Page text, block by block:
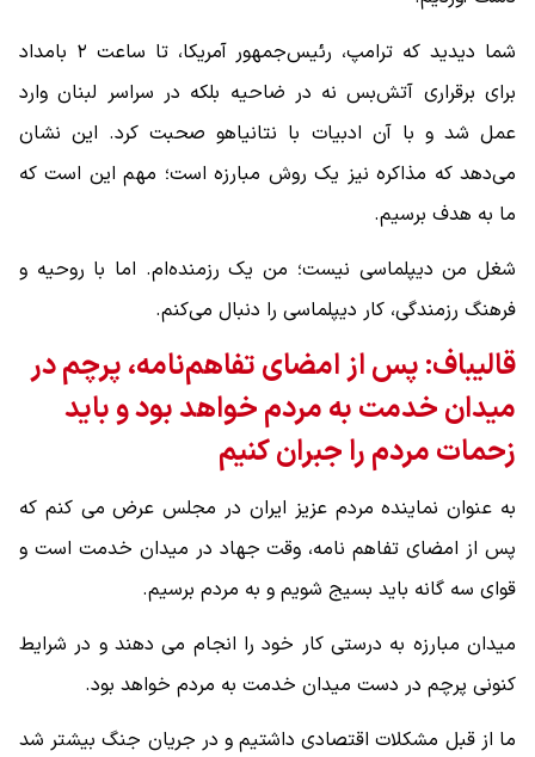
شما دیدید که ترامپ، رئیس‌جمهور آمریکا، تا ساعت ۲ بامداد
برای برقراری آتش‌بس نه در ضاحیه بلکه در سراسر لبنان وارد
عمل شد و با آن ادبیات با نتانیاهو صحبت کرد. این نشان
می‌دهد که مذاکره نیز یک روش مبارزه است؛ مهم این است که
ما به هدف برسیم.
شغل من دیپلماسی نیست؛ من یک رزمنده‌ام. اما با روحیه و
فرهنگ رزمندگی، کار دیپلماسی را دنبال می‌کنم.
قالیباف: پس از امضای تفاهم‌نامه، پرچم در
میدان خدمت به مردم خواهد بود و باید
زحمات مردم را جبران کنیم
به عنوان نماینده مردم عزیز ایران در مجلس عرض می کنم که
پس از امضای تفاهم نامه، وقت جهاد در میدان خدمت است و
قوای سه گانه باید بسیج شویم و به مردم برسیم.
میدان مبارزه به درستی کار خود را انجام می دهند و در شرایط
کنونی پرچم در دست میدان خدمت به مردم خواهد بود.
ما از قبل مشکلات اقتصادی داشتیم و در جریان جنگ بیشتر شد